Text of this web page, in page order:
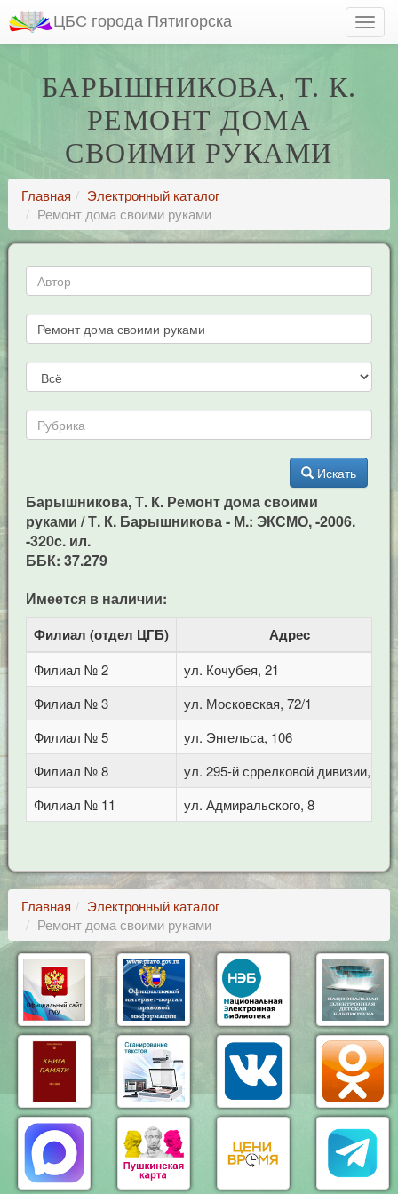
ЦБС города Пятигорска
БАРЫШНИКОВА, Т. К.
РЕМОНТ ДОМА
СВОИМИ РУКАМИ
Главная
Электронный каталог
Ремонт дома своими руками
Искать
Барышникова, Т. К. Ремонт дома своими
руками / Т. К. Барышникова - М.: ЭКСМО, -2006.
-320c. ил.
ББК: 37.279
Имеется в наличии:
Филиал (отдел ЦГБ) Адрес
Филиал № 2
ул. Кочубея, 21
Филиал № 3
ул. Московская, 72/1
Филиал № 5
ул. Энгельса, 106
Филиал № 8
ул. 295-й сррелковой дивизии, 114
Филиал № 11
ул. Адмиральского, 8
Главная
Электронный каталог
Ремонт дома своими руками